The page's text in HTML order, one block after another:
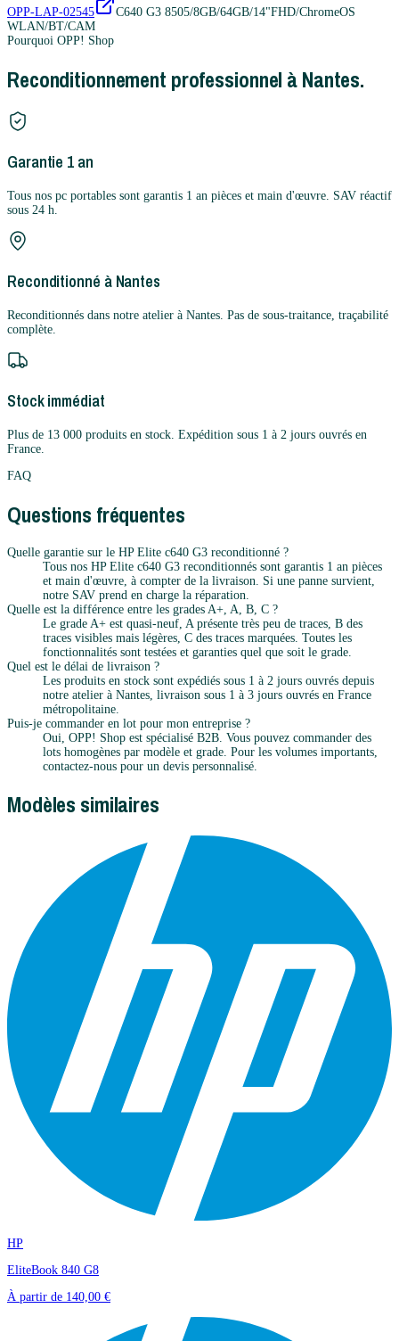
OPP-LAP-02545
C640 G3 8505/8GB/64GB/14"FHD/ChromeOS
WLAN/BT/CAM
Pourquoi OPP! Shop
Reconditionnement professionnel à Nantes.
Garantie 1 an
Tous nos pc portables sont garantis 1 an pièces et main d'œuvre. SAV réactif
sous 24 h.
Reconditionné à Nantes
Reconditionnés dans notre atelier à Nantes. Pas de sous-traitance, traçabilité
complète.
Stock immédiat
Plus de 13 000 produits en stock. Expédition sous 1 à 2 jours ouvrés en
France.
FAQ
Questions fréquentes
Quelle garantie sur le HP Elite c640 G3 reconditionné ?
Tous nos HP Elite c640 G3 reconditionnés sont garantis 1 an pièces
et main d'œuvre, à compter de la livraison. Si une panne survient,
notre SAV prend en charge la réparation.
Quelle est la différence entre les grades A+, A, B, C ?
Le grade A+ est quasi-neuf, A présente très peu de traces, B des
traces visibles mais légères, C des traces marquées. Toutes les
fonctionnalités sont testées et garanties quel que soit le grade.
Quel est le délai de livraison ?
Les produits en stock sont expédiés sous 1 à 2 jours ouvrés depuis
notre atelier à Nantes, livraison sous 1 à 3 jours ouvrés en France
métropolitaine.
Puis-je commander en lot pour mon entreprise ?
Oui, OPP! Shop est spécialisé B2B. Vous pouvez commander des
lots homogènes par modèle et grade. Pour les volumes importants,
contactez-nous pour un devis personnalisé.
Modèles similaires
HP
EliteBook 840 G8
À partir de 140,00 €